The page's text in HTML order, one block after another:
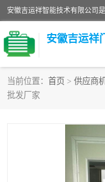
安徽吉运祥
当前位置： 首页 > 供应商
批发厂家
保温门
工业电动折叠门